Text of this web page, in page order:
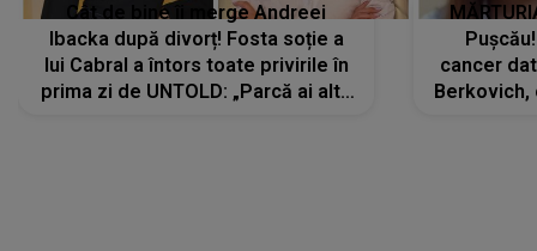
Cât de bine îi merge Andreei
Ibacka după divorț! Fosta soție a
lui Cabral a întors toate privirile în
prima zi de UNTOLD: „Parcă ai altă
cancer